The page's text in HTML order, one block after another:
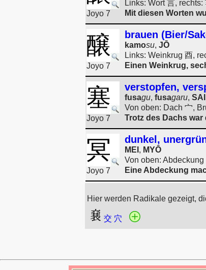
Joyo 7
Links: Wort 言, rechts:
Mit diesen Worten
醸
Joyo 7
brauen (Bier/
kamosu, JŌ
Links: Weinkrug 酉,
Einen Weinkrug,
塞
Joyo 7
verstopfen,
fusagu, fusagaru, SAI
Von oben: Dach 宀,
Trotz des Dachs
冥
Joyo 7
dunkel,
MEI , MYŌ
Von oben:
Eine Abdeckung
Hier werden Radikale gezeigt,
交 穴